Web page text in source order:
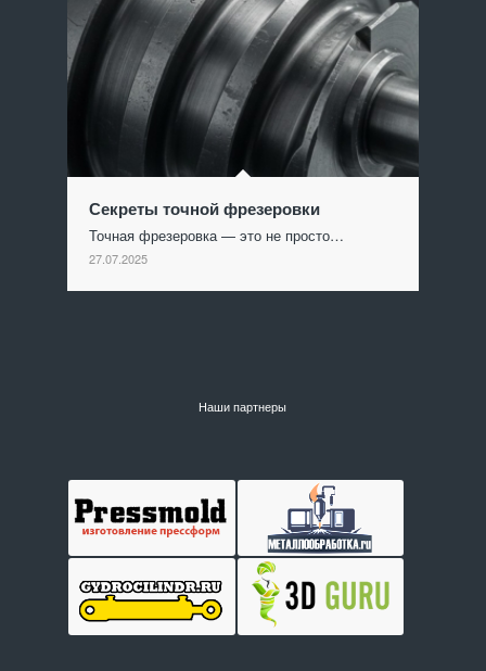
Секреты точной фрезеровки
Точная фрезеровка — это не просто…
27.07.2025
Наши партнеры